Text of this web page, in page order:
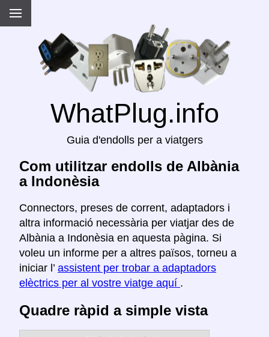
WhatPlug.info
Guia d'endolls per a viatgers
Com utilitzar endolls de Albània
a Indonèsia
Connectors, preses de corrent, adaptadors i
altra informació necessària per viatjar des de
Albània a Indonèsia en aquesta pàgina. Si
voleu un informe per a altres països, torneu a
iniciar l’ assistent per trobar a adaptadors
elèctrics per al vostre viatge aquí .
Quadre ràpid a simple vista